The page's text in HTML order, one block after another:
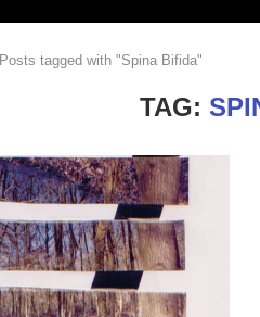
Posts tagged with "Spina Bifida"
TAG: